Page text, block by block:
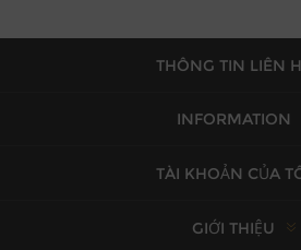
THÔNG TIN LIÊN
INFORMATION
TÀI KHOẢN CỦA
GIỚI THIỆU